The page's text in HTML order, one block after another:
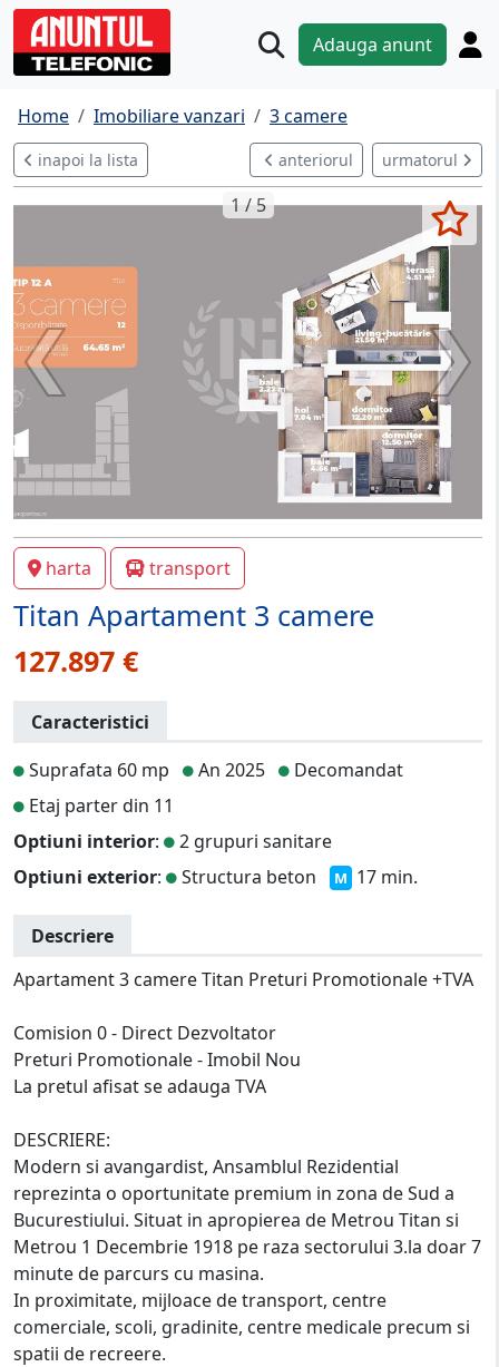
Adauga anunt
Home Imobiliare vanzari 3 camere
inapoi la lista anteriorul urmatorul
1 / 5
harta transport
Titan Apartament 3 camere
127.897 €
Caracteristici
Suprafata 60 mp
An 2025
Decomandat
Etaj parter din 11
Optiuni interior:
2 grupuri sanitare
Optiuni exterior: Structura beton M 17 min.
Descriere
Apartament 3 camere Titan Preturi Promotionale +TVA
Comision 0 - Direct Dezvoltator
Preturi Promotionale - Imobil Nou
La pretul afisat se adauga TVA
DESCRIERE:
Modern si avangardist, Ansamblul Rezidential
reprezinta o oportunitate premium in zona de Sud a
Bucurestiului. Situat in apropierea de Metrou Titan si
Metrou 1 Decembrie 1918 pe raza sectorului 3.la doar 7
minute de parcurs cu masina.
In proximitate, mijloace de transport, centre
comerciale, scoli, gradinite, centre medicale precum si
spatii de recreere.